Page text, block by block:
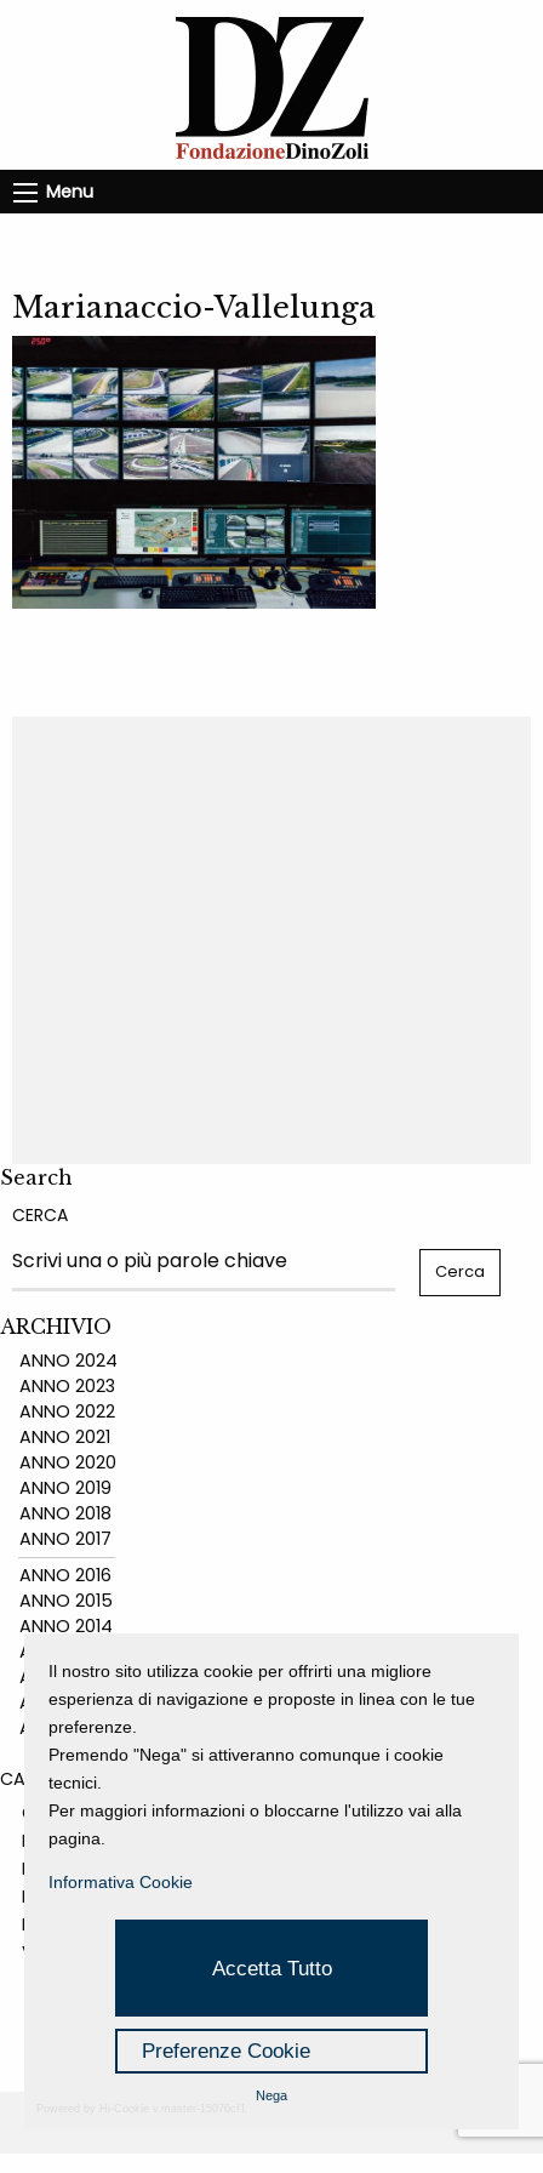
Menu
Marianaccio-Vallelunga
Search
CERCA
ARCHIVIO
ANNO 2024
ANNO 2023
ANNO 2022
ANNO 2021
ANNO 2020
ANNO 2019
ANNO 2018
ANNO 2017
ANNO 2016
ANNO 2015
ANNO 2014
ANNO 2011
ANNO 2010
ANNO 2009
ANNO 2008
CATEGORIES
GALLERY
MOSTRE E EVENTI
NEWS
PROGETTI SOSTENUTI
RASSEGNA STAMPA
VIDEO
Il nostro sito utilizza cookie per offrirti una migliore
esperienza di navigazione e proposte in linea con le tue
preferenze.
Premendo "Nega" si attiveranno comunque i cookie
tecnici.
Per maggiori informazioni o bloccarne l'utilizzo vai alla
pagina.
Informativa Cookie
Accetta Tutto
Preferenze Cookie
Nega